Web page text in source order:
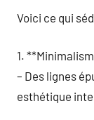
Voici ce qui
1.
– Des lignes
esthétique